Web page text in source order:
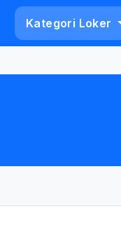
Kategori Loker